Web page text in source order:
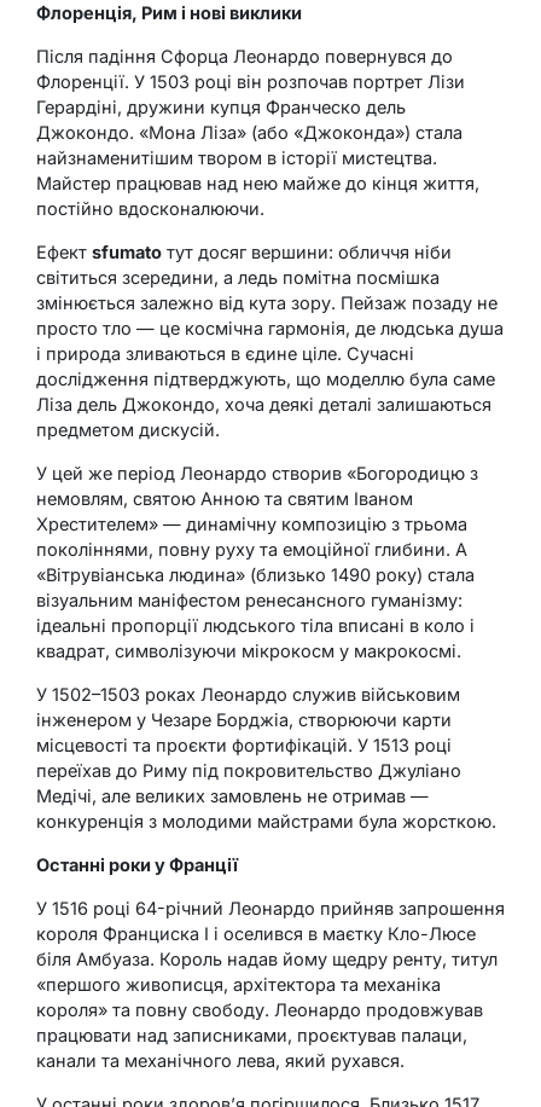
Флоренція, Рим і нові виклики
Після падіння Сфорца Леонардо повернувся до
Флоренції. У 1503 році він розпочав портрет Лізи
Герардіні, дружини купця Франческо дель
Джокондо. «Мона Ліза» (або «Джоконда») стала
найзнаменитішим твором в історії мистецтва.
Майстер працював над нею майже до кінця життя,
постійно вдосконалюючи.
Ефект sfumato тут досяг вершини: обличчя ніби
світиться зсередини, а ледь помітна посмішка
змінюється залежно від кута зору. Пейзаж позаду не
просто тло — це космічна гармонія, де людська душа
і природа зливаються в єдине ціле. Сучасні
дослідження підтверджують, що моделлю була саме
Ліза дель Джокондо, хоча деякі деталі залишаються
предметом дискусій.
У цей же період Леонардо створив «Богородицю з
немовлям, святою Анною та святим Іваном
Хрестителем» — динамічну композицію з трьома
поколіннями, повну руху та емоційної глибини. А
«Вітрувіанська людина» (близько 1490 року) стала
візуальним маніфестом ренесансного гуманізму:
ідеальні пропорції людського тіла вписані в коло і
квадрат, символізуючи мікрокосм у макрокосмі.
У 1502–1503 роках Леонардо служив військовим
інженером у Чезаре Борджіа, створюючи карти
місцевості та проєкти фортифікацій. У 1513 році
переїхав до Риму під покровительство Джуліано
Медічі, але великих замовлень не отримав —
конкуренція з молодими майстрами була жорсткою.
Останні роки у Франції
У 1516 році 64-річний Леонардо прийняв запрошення
короля Франциска I і оселився в маєтку Кло-Люсе
біля Амбуаза. Король надав йому щедру ренту, титул
«першого живописця, архітектора та механіка
короля» та повну свободу. Леонардо продовжував
працювати над записниками, проєктував палаци,
канали та механічного лева, який рухався.